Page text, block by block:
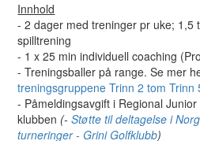
Innhold
- 2 dager med treninger pr uke; 1,5
spilltrening
- 1 x 25 min individuell coaching
- Treningsballer på range. Se mer
treningsgruppene Trinn 2 tom Trinn
- Påmeldingsavgift i Regional
klubben (-Støtte til deltagelse i
turneringer - Grini Golfklubb)